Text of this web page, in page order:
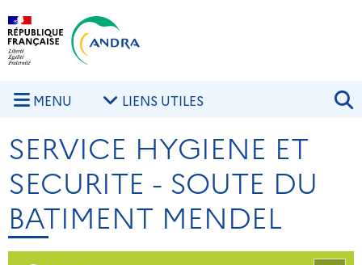
Aller au contenu principal
MENU LIENS UTILES
SERVICE HYGIENE ET
SECURITE - SOUTE DU
BATIMENT MENDEL